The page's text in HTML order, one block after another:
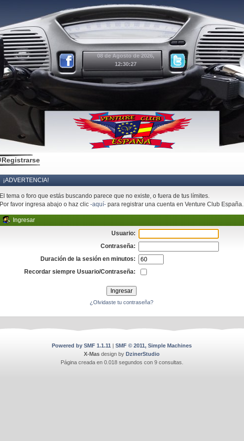
08 de Agosto de 2026,
12:30:27
Registrarse
¡ADVERTENCIA!
El tema o foro que estás buscando parece que no existe, o fuera de tus límites.
Por favor ingresa abajo o haz clic-aquí- para registrar una cuenta en Venture Club España.
Ingresar
Usuario:
Contraseña:
Duración de la sesión en minutos:
Recordar siempre Usuario/Contraseña:
¿Olvidaste tu contraseña?
Powered by SMF 1.1.11 | SMF © 2011, Simple Machines
X-Mas design by DzinerStudio
Página creada en 0.018 segundos con 9 consultas.